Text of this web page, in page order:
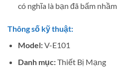
có nghĩa là bạn đã bấm
Thông số kỹ thuật:
Model:V-E101
Danh mục:Thiết Bị Mạng